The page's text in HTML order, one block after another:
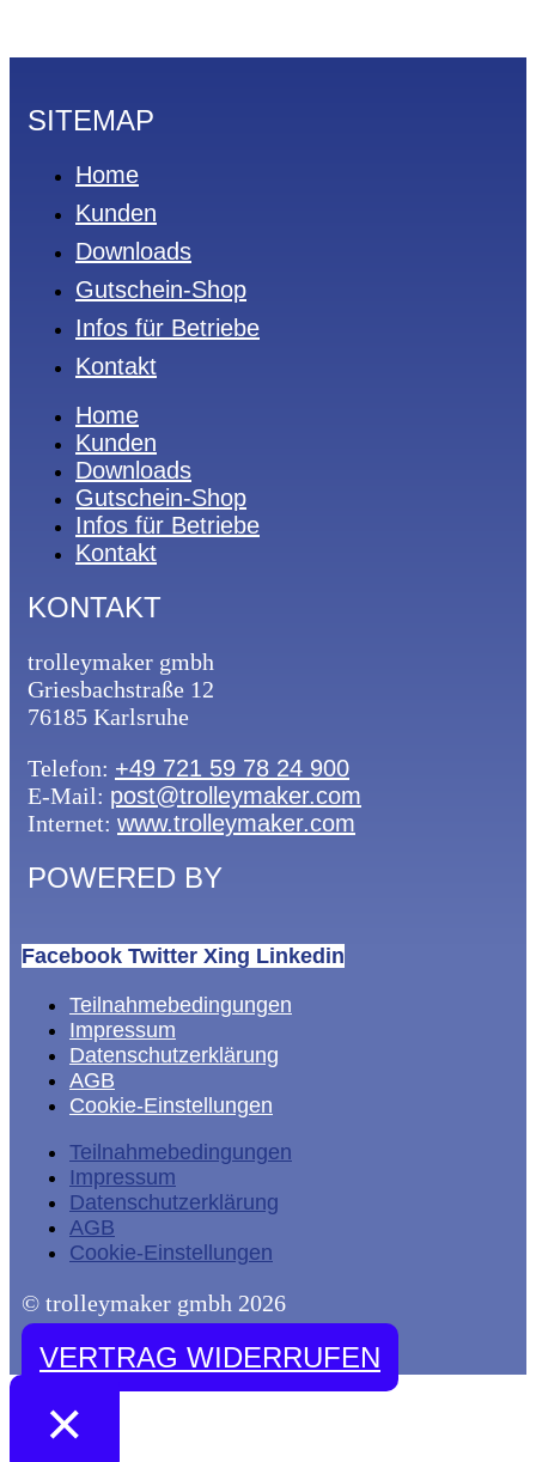
SITEMAP
Home
Kunden
Downloads
Gutschein-Shop
Infos für Betriebe
Kontakt
Home
Kunden
Downloads
Gutschein-Shop
Infos für Betriebe
Kontakt
KONTAKT
trolleymaker gmbh
Griesbachstraße 12
76185 Karlsruhe
Telefon: +49 721 59 78 24 900
E-Mail: post@trolleymaker.com
Internet: www.trolleymaker.com
POWERED BY
Facebook Twitter Xing Linkedin
Teilnahmebedingungen
Impressum
Datenschutzerklärung
AGB
Cookie-Einstellungen
Teilnahmebedingungen
Impressum
Datenschutzerklärung
AGB
Cookie-Einstellungen
© trolleymaker gmbh 2026
VERTRAG WIDERRUFEN
×